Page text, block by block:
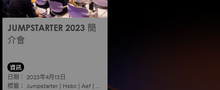
JUMPSTARTER 2023 簡
介會
資訊
日期： 2023年4月13日
標籤： Jumpstarter | Hsbc | Aef | Alibaba